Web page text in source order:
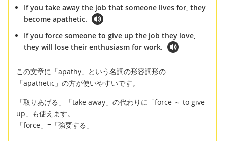
If you take away the job that someone lives for, they
become apathetic.
If you force someone to give up the job they love,
they will lose their enthusiasm for work.
この文章に「apathy」という名詞の形容詞形の
「apathetic」の方が使いやすいです。
「取りあげる」「take away」の代わりに「force ～ to give
up」も使えます。
「force」=「強要する」